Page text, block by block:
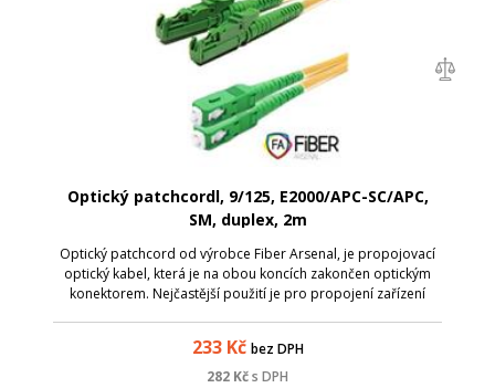
Optický patchcordl, 9/125, E2000/APC-SC/APC,
SM, duplex, 2m
Optický patchcord od výrobce Fiber Arsenal, je propojovací
optický kabel, která je na obou koncích zakončen optickým
konektorem. Nejčastější použití je pro propojení zařízení
233Kč bez DPH
282 Kčs DPH